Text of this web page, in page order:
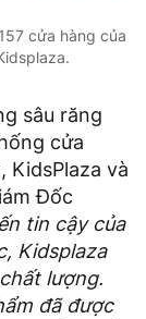
cửa hàng của
sâu răng
cửa
KidsPlaza và
Đốc
tin cậy của
Kidsplaza
lượng.
đã được